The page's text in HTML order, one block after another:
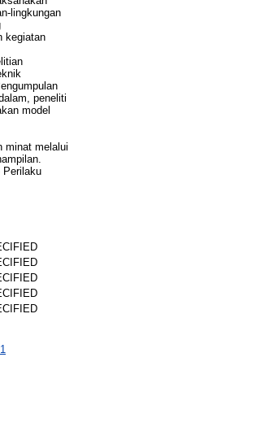
lingkungan
kegiatan
peneliti
model
minat melalui
Perilaku